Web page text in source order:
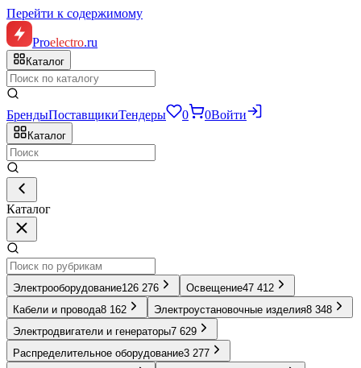
Перейти к содержимому
Proelectro.ru
Каталог
БрендыПоставщикиТендеры 0 0Войти
Каталог
Каталог
Электрооборудование126 276 Освещение47 412
Кабели и провода8 162 Электроустановочные изделия8 348
Электродвигатели и генераторы7 629
Распределительное оборудование3 277